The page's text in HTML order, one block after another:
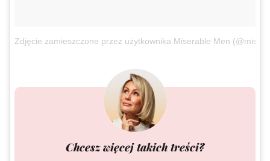
Zdjęcie zamieszczone przez użytkownika Miserable Men
Chcesz więcej takich treści?